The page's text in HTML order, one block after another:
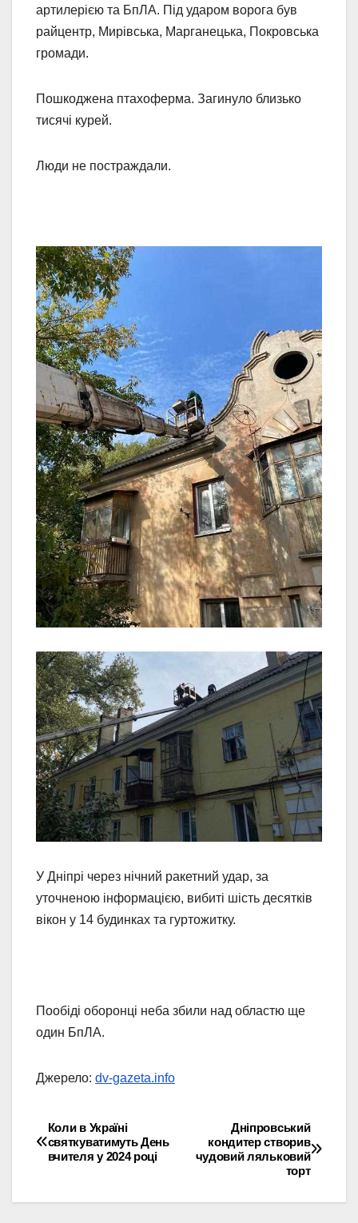
артилерією та БпЛА. Під ударом ворога був
райцентр, Мирівська, Марганецька, Покровська
громади.
Пошкоджена птахоферма. Загинуло близько
тисячі курей.
Люди не постраждали.
У Дніпрі через нічний ракетний удар, за
уточненою інформацією, вибиті шість десятків
вікон у 14 будинках та гуртожитку.
Пообіді оборонці неба збили над областю ще
один БпЛА.
Джерело: dv-gazeta.info
Навігація
записів
Дніпровський
кондитер створив
чудовий ляльковий
торт
Коли в Україні
святкуватимуть День
вчителя у 2024 році